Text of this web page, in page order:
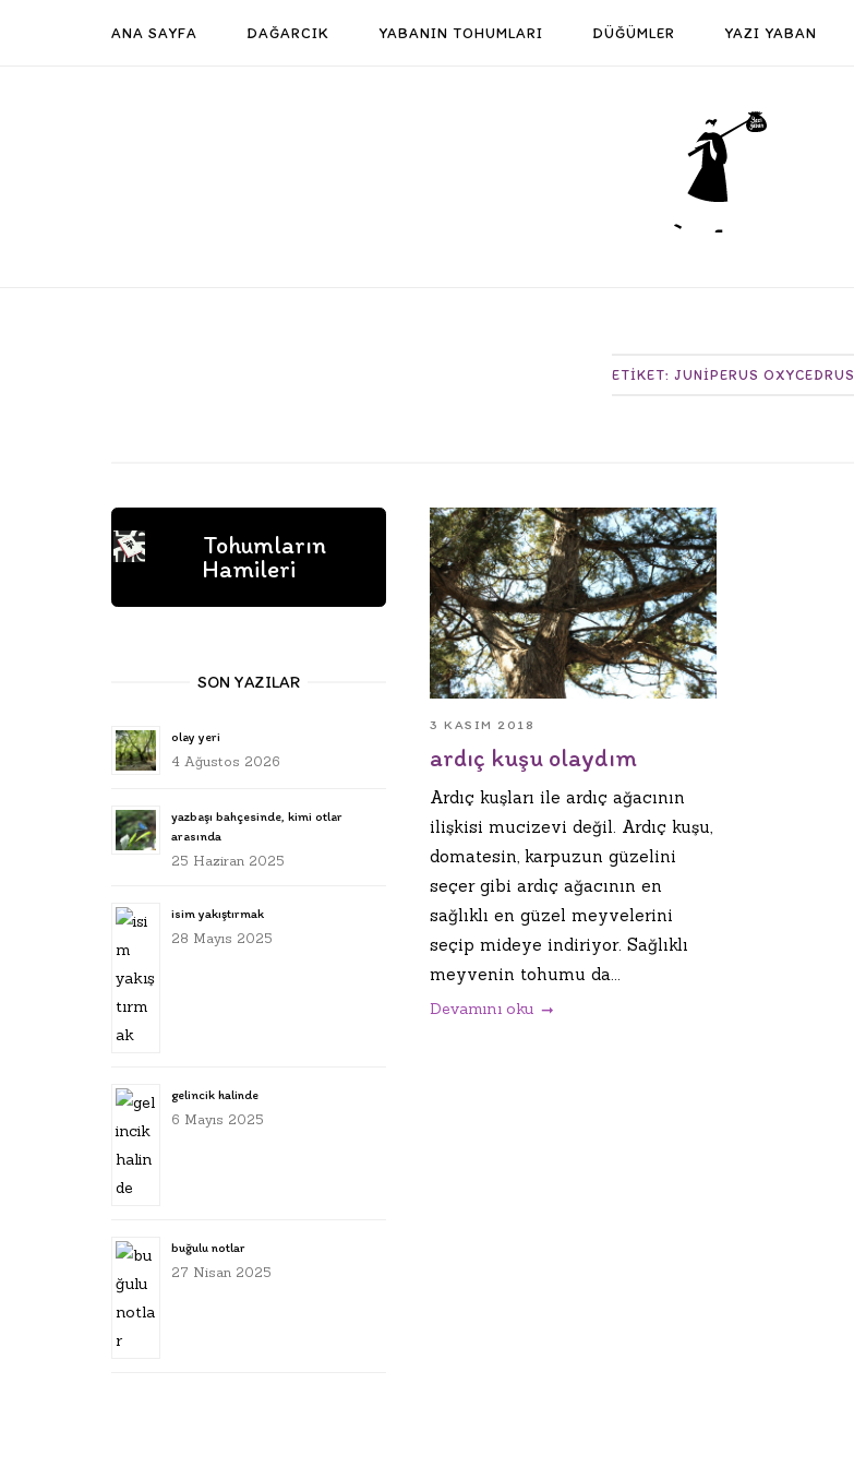
ANA SAYFA DAĞARCIK YABANIN TOHUMLARI DÜĞÜMLER YAZI YABAN
Home
ETIKET: JUNIPERUS OXYCEDRUS
3 KASIM 2018
ardıç kuşu olaydım
Ardıç kuşları ile ardıç ağacının
ilişkisi mucizevi değil. Ardıç kuşu,
domatesin, karpuzun güzelini
seçer gibi ardıç ağacının en
sağlıklı en güzel meyvelerini
seçip mideye indiriyor. Sağlıklı
meyvenin tohumu da...
Devamını oku
Tohumların
Hamileri
SON YAZILAR
olay yeri
4 Ağustos 2026
yazbaşı bahçesinde, kimi otlar
arasında
25 Haziran 2025
isim yakıştırmak
28 Mayıs 2025
gelincik halinde
6 Mayıs 2025
buğulu notlar
27 Nisan 2025